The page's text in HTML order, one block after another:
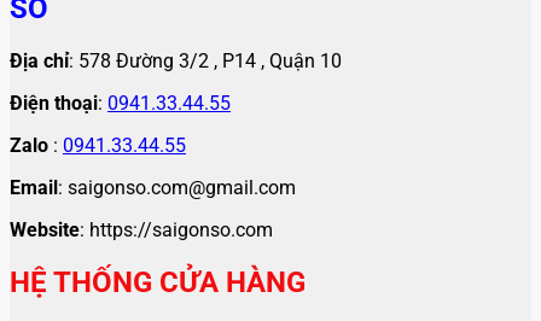
SỐ
Địa chỉ: 578 Đường 3/2 , P14 , Quận 10
Điện thoại: 0941.33.44.55
Zalo : 0941.33.44.55
Email: saigonso.com@gmail.com
Website: https://saigonso.com
HỆ THỐNG CỬA HÀNG